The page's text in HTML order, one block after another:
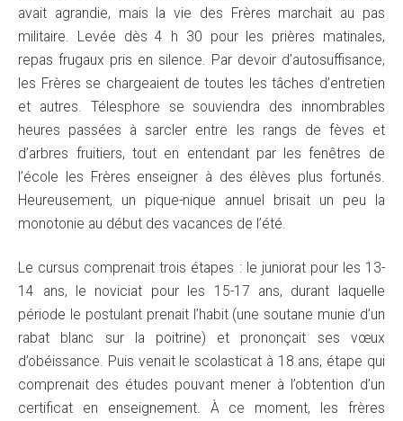
avait agrandie, mais la vie des Frères marchait au pas
militaire. Levée dès 4 h 30 pour les prières matinales,
repas frugaux pris en silence. Par devoir d’autosuffisance,
les Frères se chargeaient de toutes les tâches d’entretien
et autres. Télesphore se souviendra des innombrables
heures passées à sarcler entre les rangs de fèves et
d’arbres fruitiers, tout en entendant par les fenêtres de
l’école les Frères enseigner à des élèves plus fortunés.
Heureusement, un pique-nique annuel brisait un peu la
monotonie au début des vacances de l’été.
Le cursus comprenait trois étapes : le juniorat pour les 13-
14 ans, le noviciat pour les 15-17 ans, durant laquelle
période le postulant prenait l’habit (une soutane munie d’un
rabat blanc sur la poitrine) et prononçait ses vœux
d’obéissance. Puis venait le scolasticat à 18 ans, étape qui
comprenait des études pouvant mener à l’obtention d’un
certificat en enseignement. À ce moment, les frères